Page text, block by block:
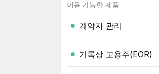
이용 가능한 제품
계약자 관리
기록상 고용주(EOR)